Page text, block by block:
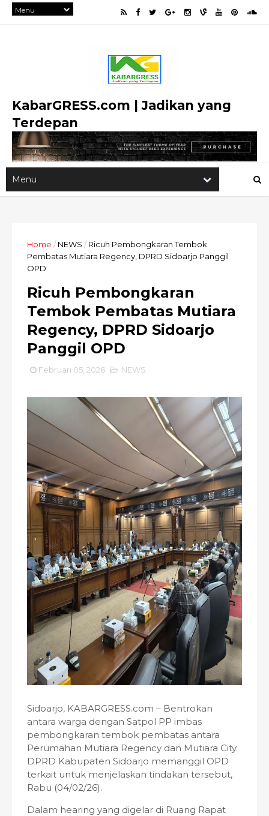
KabarGRESS.com | Jadikan yang
Terdepan
Home / NEWS / Ricuh Pembongkaran Tembok
Pembatas Mutiara Regency, DPRD Sidoarjo Panggil
OPD
Ricuh Pembongkaran
Tembok Pembatas Mutiara
Regency, DPRD Sidoarjo
Panggil OPD
Februari 05, 2026 NEWS
Sidoarjo, KABARGRESS.com – Bentrokan
antara warga dengan Satpol PP imbas
pembongkaran tembok pembatas antara
Perumahan Mutiara Regency dan Mutiara City.
DPRD Kabupaten Sidoarjo memanggil OPD
terkait untuk menjelaskan tindakan tersebut,
Rabu (04/02/26).
Dalam hearing yang digelar di Ruang Rapat